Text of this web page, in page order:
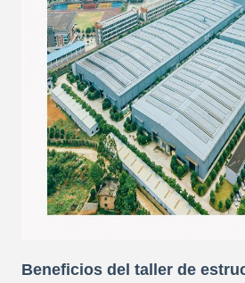
Beneficios del taller de